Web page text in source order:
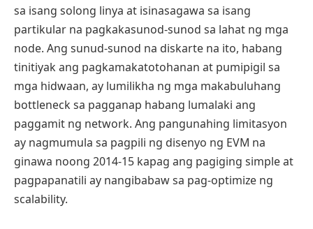
sa isang solong linya at isinasagawa sa isang
partikular na pagkakasunod-sunod sa lahat ng mga
node. Ang sunud-sunod na diskarte na ito, habang
tinitiyak ang pagkamakatotohanan at pumipigil sa
mga hidwaan, ay lumilikha ng mga makabuluhang
bottleneck sa pagganap habang lumalaki ang
paggamit ng network. Ang pangunahing limitasyon
ay nagmumula sa pagpili ng disenyo ng EVM na
ginawa noong 2014-15 kapag ang pagiging simple at
pagpapanatili ay nangibabaw sa pag-optimize ng
scalability.